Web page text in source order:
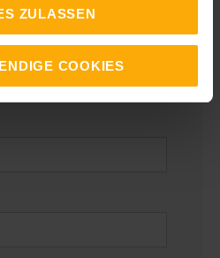
ZULASSEN
COOKIES